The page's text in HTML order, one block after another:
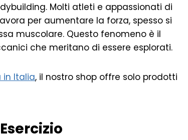
Molti atleti e appassionati di
per aumentare la forza, spesso si
muscolare. Questo fenomeno è il
che meritano di essere esplorati.
in Italia, il nostro shop offre solo prodotti